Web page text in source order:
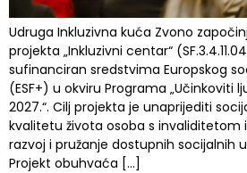
Udruga Inkluzivna kuća Zvono
projekta „Inkluzivni centar“
sufinanciran sredstvima Europskog
(ESF+) u okviru Programa „Učinkoviti
2027.“. Cilj projekta je unaprijediti
kvalitetu života osoba s invaliditetom
razvoj i pružanje dostupnih socijalnih
Projekt obuhvaća […]